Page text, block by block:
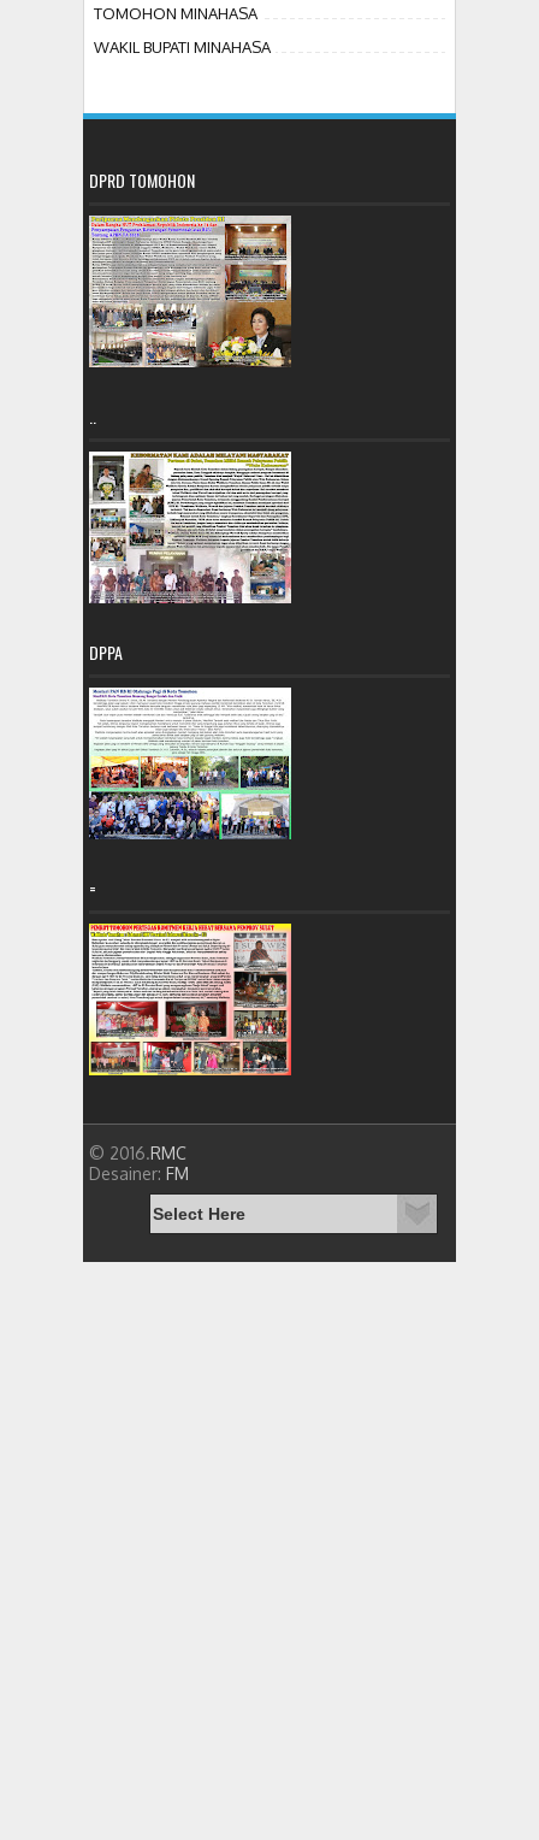
TOMOHON MINAHASA
WAKIL BUPATI MINAHASA
DPRD TOMOHON
DPPA
=
© 2016.RMC
Desainer: FM